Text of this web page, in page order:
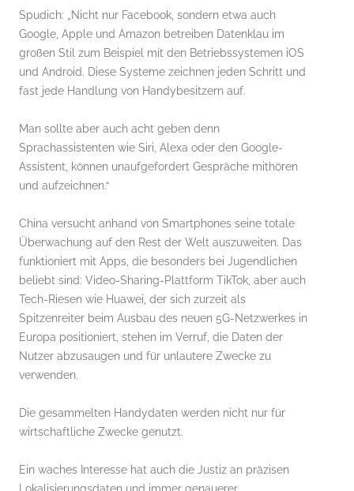
Spudich: „Nicht nur Facebook, sondern etwa auch
Google, Apple und Amazon betreiben Datenklau im
großen Stil zum Beispiel mit den Betriebssystemen iOS
und Android. Diese Systeme zeichnen jeden Schritt und
fast jede Handlung von Handybesitzern auf.
Man sollte aber auch acht geben denn
Sprachassistenten wie Siri, Alexa oder den Google-
Assistent, können unaufgefordert Gespräche mithören
und aufzeichnen.“
China versucht anhand von Smartphones seine totale
Überwachung auf den Rest der Welt auszuweiten. Das
funktioniert mit Apps, die besonders bei Jugendlichen
beliebt sind: Video-Sharing-Plattform TikTok, aber auch
Tech-Riesen wie Huawei, der sich zurzeit als
Spitzenreiter beim Ausbau des neuen 5G-Netzwerkes in
Europa positioniert, stehen im Verruf, die Daten der
Nutzer abzusaugen und für unlautere Zwecke zu
verwenden.
Die gesammelten Handydaten werden nicht nur für
wirtschaftliche Zwecke genutzt.
Ein waches Interesse hat auch die Justiz an präzisen